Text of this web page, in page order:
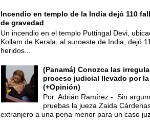
Incendio en templo de la India dejó 110
de gravedad
Un incendio en el templo Puttingal Devi,
Kollam de Kerala, al suroeste de India, dejó
heridos...
(Panamá) Conozca las
proceso judicial llevado por
(+Opinión)
Por: Adrián Ramírez - Sin
pruebas la jueza Zaida
extranjero a una pena menor para un caso